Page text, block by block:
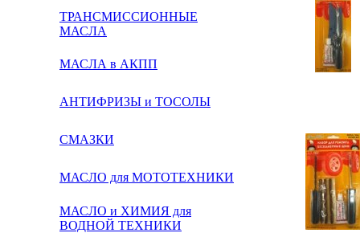
ТРАНСМИССИОННЫЕ
МАСЛА
МАСЛА в АКПП
АНТИФРИЗЫ и ТОСОЛЫ
СМАЗКИ
МАСЛО для МОТОТЕХНИКИ
МАСЛО и ХИМИЯ для
ВОДНОЙ ТЕХНИКИ